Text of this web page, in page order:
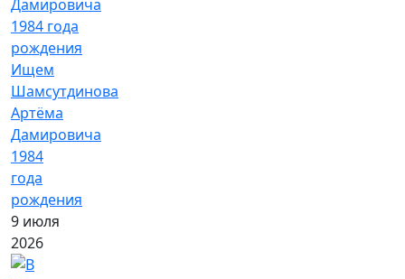
Ищем
Шамсутдинова
Артёма
Дамировича
1984
года
рождения
9 июля
2026